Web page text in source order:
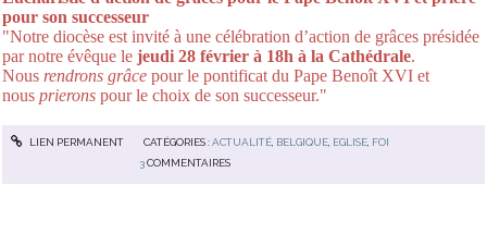
pour son successeur
"Notre diocèse est invité à une célébration d’action de grâces présidée
par notre évêque le jeudi 28 février à 18h à la Cathédrale.
Nous rendrons grâce pour le pontificat du Pape Benoît XVI et
nous prierons pour le choix de son successeur."
LIEN PERMANENT CATÉGORIES :ACTUALITÉ, BELGIQUE, EGLISE, FOI
3 COMMENTAIRES